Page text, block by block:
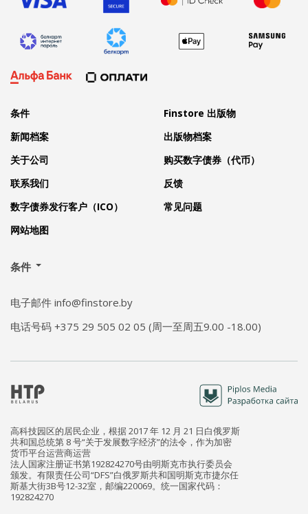
条件
Finstore 出版物
新闻档案
出版物档案
关于公司
购买数字债券（代币）
联系我们
反馈
数字债券发行客户（ICO）
常见问题
网站地图
条件
电子邮件 info@finstore.by
电话号码 +375 29 505 02 05 (周一至周五9.00 -18.00)
高科技园区的居民企业，根据 2017 年 12 月 21 日白俄罗斯
共和国总统第 8 号“关于发展数字经济”的法令，作为加密
货币平台运营商运营
法人国家注册证书第192824270号由明斯克市执行委员会
颁发。有限责任公司“DFS”白俄罗斯共和国明斯克市捷尔任
斯基大街3B号12-32室，邮编220069。统一国家代码：
192824270